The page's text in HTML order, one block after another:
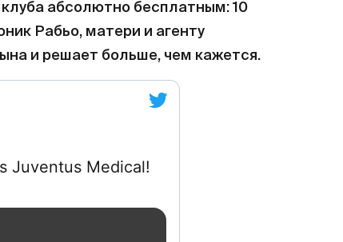
абсолютно бесплатным: 10
Рабьо, матери и агенту
и решает больше, чем кажется.
Juventus Medical!